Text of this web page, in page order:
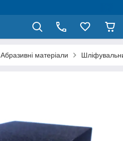
Абразивні матеріали